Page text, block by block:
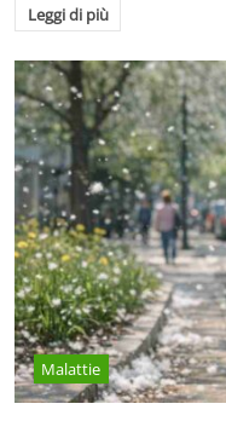
Leggi di più
Malattie